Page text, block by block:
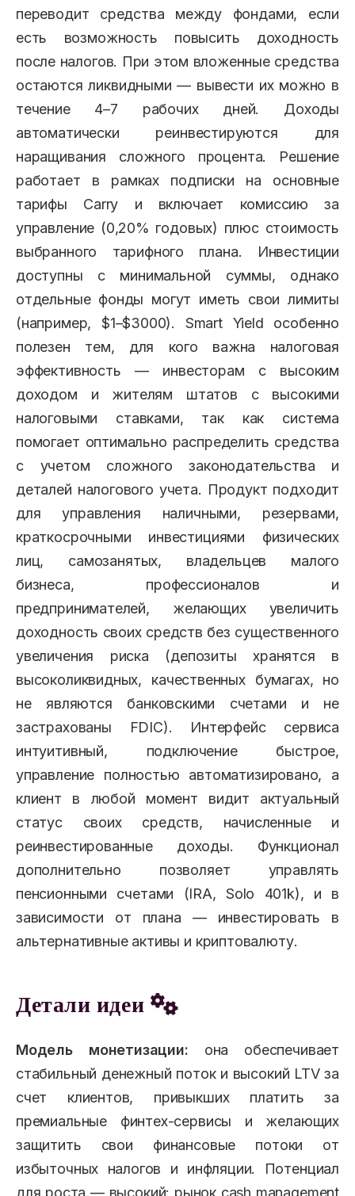
переводит средства между фондами, если
есть возможность повысить доходность
после налогов. При этом вложенные средства
остаются ликвидными — вывести их можно в
течение 4–7 рабочих дней. Доходы
автоматически реинвестируются для
наращивания сложного процента. Решение
работает в рамках подписки на основные
тарифы Carry и включает комиссию за
управление (0,20% годовых) плюс стоимость
выбранного тарифного плана. Инвестиции
доступны с минимальной суммы, однако
отдельные фонды могут иметь свои лимиты
(например, $1–$3000). Smart Yield особенно
полезен тем, для кого важна налоговая
эффективность — инвесторам с высоким
доходом и жителям штатов с высокими
налоговыми ставками, так как система
помогает оптимально распределить средства
с учетом сложного законодательства и
деталей налогового учета. Продукт подходит
для управления наличными, резервами,
краткосрочными инвестициями физических
лиц, самозанятых, владельцев малого
бизнеса, профессионалов и
предпринимателей, желающих увеличить
доходность своих средств без существенного
увеличения риска (депозиты хранятся в
высоколиквидных, качественных бумагах, но
не являются банковскими счетами и не
застрахованы FDIC). Интерфейс сервиса
интуитивный, подключение быстрое,
управление полностью автоматизировано, а
клиент в любой момент видит актуальный
статус своих средств, начисленные и
реинвестированные доходы. Функционал
дополнительно позволяет управлять
пенсионными счетами (IRA, Solo 401k), и в
зависимости от плана — инвестировать в
альтернативные активы и криптовалюту.
Детали идеи
Модель монетизации: она обеспечивает
стабильный денежный поток и высокий LTV за
счет клиентов, привыкших платить за
премиальные финтех-сервисы и желающих
защитить свои финансовые потоки от
избыточных налогов и инфляции. Потенциал
для роста — высокий: рынок cash management